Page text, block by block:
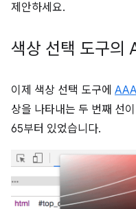
제안하세요.
색상 선택 도구의
이제 색상 선택 도구에
상을 나타내는 두 번째 선
65부터 있었습니다.